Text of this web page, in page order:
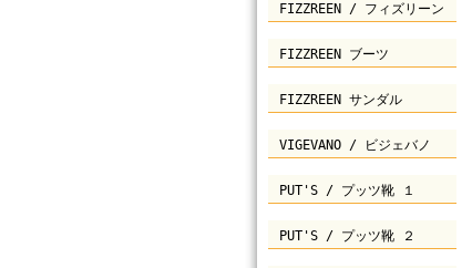
FIZZREEN / フィズリーン
FIZZREEN ブーツ
FIZZREEN サンダル
VIGEVANO / ビジェバノ
PUT'S / プッツ靴 １
PUT'S / プッツ靴 ２